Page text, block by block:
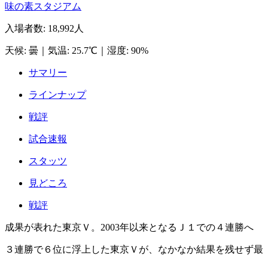
味の素スタジアム
入場者数: 18,992人
天候: 曇 気温: 25.7℃ 湿度: 90%
サマリー
ラインナップ
戦評
試合速報
スタッツ
見どころ
戦評
成果が表れた東京Ｖ。2003年以来となるＪ１での４連勝へ
３連勝で６位に浮上した東京Ｖが、なかなか結果を残せず最